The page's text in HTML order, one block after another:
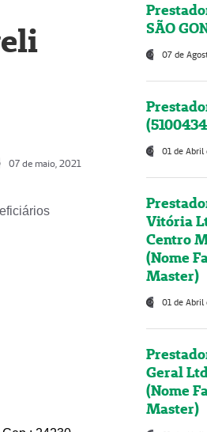
07 de maio, 2021
SÃO
07 de
01 de Abril
Vitória
Centro
(Nome
Master)
01 de Abril
Geral
(Nome
Master)